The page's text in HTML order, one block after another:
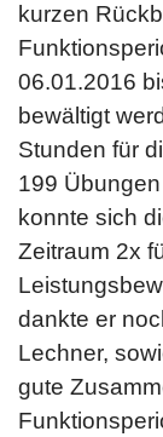
kurzen
06.01.2016
bewältigt
Stunden für
199
konnte sich
Zeitraum 2x
dankte er
Lechner,
gute